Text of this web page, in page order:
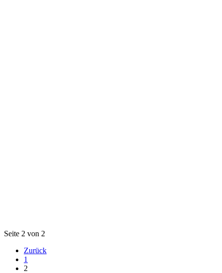
Seite 2 von 2
Zurück
1
2